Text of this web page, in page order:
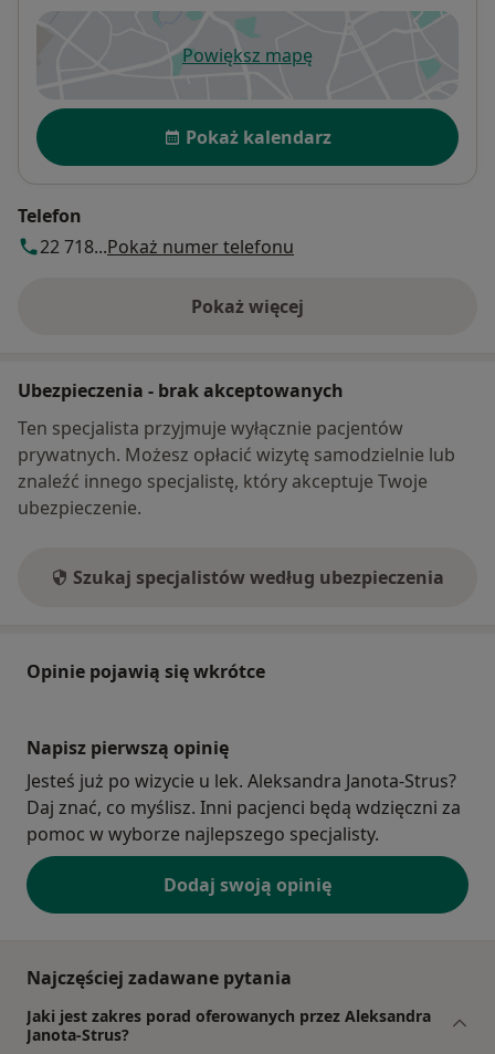
Powiększ mapęotwiera się w nowej karcie
Dostępność
Pokaż kalendarz
Telefon
22 718...Pokaż numer telefonu
Pokaż więcej
o adresie
Ubezpieczenia - brak akceptowanych
Ten specjalista przyjmuje wyłącznie pacjentów
prywatnych. Możesz opłacić wizytę samodzielnie lub
znaleźć innego specjalistę, który akceptuje Twoje
ubezpieczenie.
Szukaj specjalistów według ubezpieczenia
Opinie pojawią się wkrótce
Napisz pierwszą opinię
Jesteś już po wizycie u lek. Aleksandra Janota-Strus?
Daj znać, co myślisz. Inni pacjenci będą wdzięczni za
pomoc w wyborze najlepszego specjalisty.
Dodaj swoją opinię
Najczęściej zadawane pytania
Jaki jest zakres porad oferowanych przez Aleksandra
Janota-Strus?